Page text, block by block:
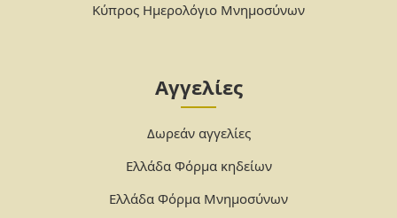
Κύπρος Ημερολόγιο Μνημοσύνων
Αγγελίες
Δωρεάν αγγελίες
Ελλάδα Φόρμα κηδείων
Ελλάδα Φόρμα Μνημοσύνων